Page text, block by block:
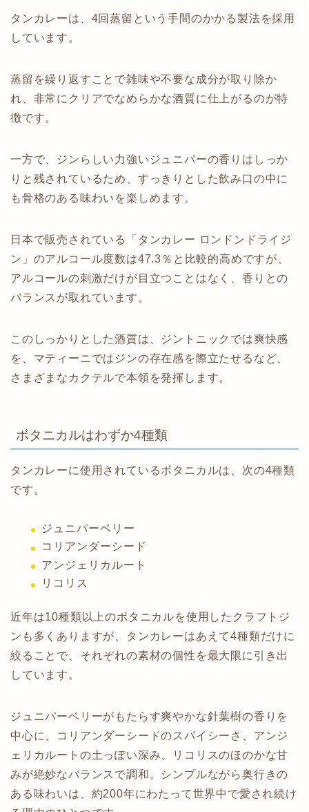
タンカレーは、4回蒸留という手間のかかる製法を採用
しています。
蒸留を繰り返すことで雑味や不要な成分が取り除か
れ、非常にクリアでなめらかな酒質に仕上がるのが特
徴です。
一方で、ジンらしい力強いジュニパーの香りはしっか
りと残されているため、すっきりとした飲み口の中に
も骨格のある味わいを楽しめます。
日本で販売されている「タンカレー ロンドンドライジ
ン」のアルコール度数は47.3％と比較的高めですが、
アルコールの刺激だけが目立つことはなく、香りとの
バランスが取れています。
このしっかりとした酒質は、ジントニックでは爽快感
を、マティーニではジンの存在感を際立たせるなど、
さまざまなカクテルで本領を発揮します。
ボタニカルはわずか4種類
タンカレーに使用されているボタニカルは、次の4種類
です。
ジュニパーベリー
コリアンダーシード
アンジェリカルート
リコリス
近年は10種類以上のボタニカルを使用したクラフトジ
ンも多くありますが、タンカレーはあえて4種類だけに
絞ることで、それぞれの素材の個性を最大限に引き出
しています。
ジュニパーベリーがもたらす爽やかな針葉樹の香りを
中心に、コリアンダーシードのスパイシーさ、アンジ
ェリカルートの土っぽい深み、リコリスのほのかな甘
みが絶妙なバランスで調和。シンプルながら奥行きの
ある味わいは、約200年にわたって世界中で愛され続け